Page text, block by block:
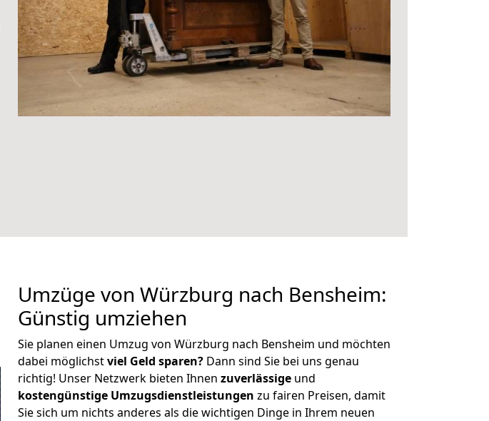
Umzüge von Würzburg nach Bensheim:
Günstig umziehen
Sie planen einen Umzug von Würzburg nach Bensheim und möchten
dabei möglichstviel Geld sparen? Dann sind Sie bei uns genau
richtig! Unser Netzwerk bieten Ihnen zuverlässige und
kostengünstige Umzugsdienstleistungen zu fairen Preisen, damit
Sie sich um nichts anderes als die wichtigen Dinge in Ihrem neuen